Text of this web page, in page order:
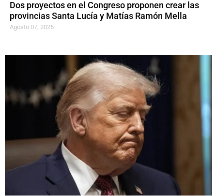
Dos proyectos en el Congreso proponen crear las
provincias Santa Lucía y Matías Ramón Mella
Agosto 07, 2026